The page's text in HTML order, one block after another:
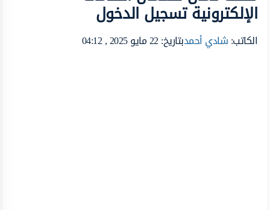
الإلكترونية تسجيل الدخول
الكاتب:شادي أحمدبتاريخ: 22 مايو 2025 , 04:12